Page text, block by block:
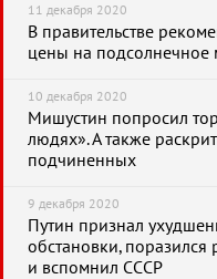
11 декабря 2020
В правительстве
цены на подсолнечное
10 декабря 2020
Мишустин попросил
людях». А также
подчиненных
9 декабря 2020
Путин признал
обстановки, поразился
и вспомнил СССР